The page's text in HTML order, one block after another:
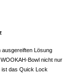
ausgereiften Lösung
Bowl nicht nur
ist das Quick Lock